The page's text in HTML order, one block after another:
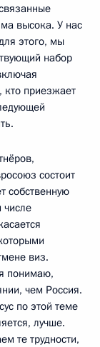
высока. У нас
этого, мы
набор
кто приезжает
состоит
собственную
числе
виз.
понимаю,
чем Россия.
по этой теме
лучше.
те трудности,